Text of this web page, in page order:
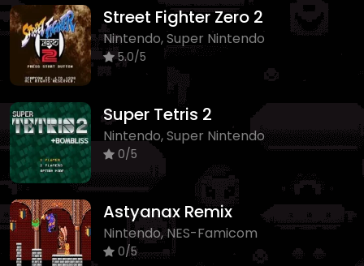
Street Fighter Zero 2
Nintendo, Super Nintendo
5.0/5
Super Tetris 2
Nintendo, Super Nintendo
0/5
Astyanax Remix
Nintendo, NES-Famicom
0/5